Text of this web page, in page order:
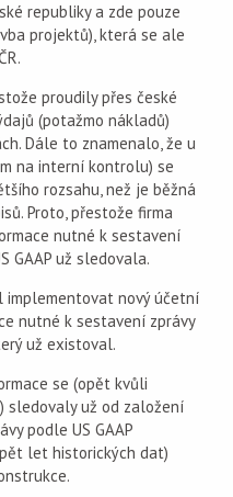
republiky a zde pouze
projektů), která se ale
proudily přes české
(potažmo nákladů)
Dále to znamenalo, že u
na interní kontrolu) se
rozsahu, než je běžná
Proto, přestože firma
nutné k sestavení
GAAP už sledovala.
implementovat nový účetní
nutné k sestavení zprávy
už existoval.
se (opět kvůli
sledovaly už od založení
podle US GAAP
pět let historických dat)